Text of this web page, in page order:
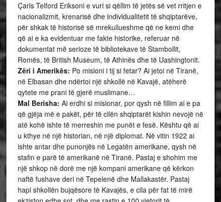
Çarls Telford Eriksoni e vuri si qëllim të jetës së vet rritjen e
nacionalizmit, krenarisë dhe individualitetit të shqiptarëve,
për shkak të historisë së mrekullueshme që ne kemi dhe
që ai e ka evidentuar me fakte historike, referuar në
dokumentat më serioze të bibliotekave të Stambollit,
Romës, të British Museum, të Athinës dhe të Uashingtonit.
Zëri i Amerikës: Po misioni i tij si fetar? Ai jetoi në Tiranë,
në Elbasan dhe ndërtoi një shkollë në Kavajë, atëherë
qytete me prani të gjerë muslimane…
Mal Berisha: Ai erdhi si misionar, por qysh në fillim ai e pa
që gjëja më e pakët, për të cilën shqiptarët kishin nevojë në
atë kohë ishte të merreshin me punët e fesë. Kështu që ai
u kthye në një historian, në një diplomat. Në vitin 1922 ai
ishte antar dhe punonjës në Legatën amerikane, qysh në
stafin e parë të amerikanë në Tiranë. Pastaj e shohim me
një shkop në dorë me një kompani amerikane që kërkon
naftë fushave deri në Tepelenë dhe Mallakastër. Pastaj
hapi shkollën bujqësore të Kavajës, e cila për fat të mirë